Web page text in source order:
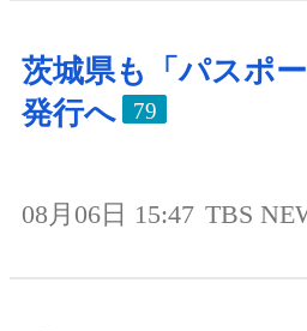
茨城県も「パスポ
発行へ
79
08月06日 15:47 TBS